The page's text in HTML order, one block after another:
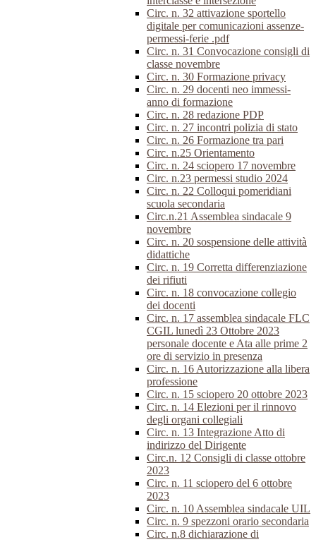
Circ. n. 32 attivazione sportello
digitale per comunicazioni assenze-
permessi-ferie .pdf
Circ. n. 31 Convocazione consigli di
classe novembre
Circ. n. 30 Formazione privacy
Circ. n. 29 docenti neo immessi-
anno di formazione
Circ. n. 28 redazione PDP
Circ. n. 27 incontri polizia di stato
Circ. n. 26 Formazione tra pari
Circ. n.25 Orientamento
Circ. n. 24 sciopero 17 novembre
Circ. n.23 permessi studio 2024
Circ. n. 22 Colloqui pomeridiani
scuola secondaria
Circ.n.21 Assemblea sindacale 9
novembre
Circ. n. 20 sospensione delle attività
didattiche
Circ. n. 19 Corretta differenziazione
dei rifiuti
Circ. n. 18 convocazione collegio
dei docenti
Circ. n. 17 assemblea sindacale FLC
CGIL lunedì 23 Ottobre 2023
personale docente e Ata alle prime 2
ore di servizio in presenza
Circ. n. 16 Autorizzazione alla libera
professione
Circ. n. 15 sciopero 20 ottobre 2023
Circ. n. 14 Elezioni per il rinnovo
degli organi collegiali
Circ. n. 13 Integrazione Atto di
indirizzo del Dirigente
Circ.n. 12 Consigli di classe ottobre
2023
Circ. n. 11 sciopero del 6 ottobre
2023
Circ. n. 10 Assemblea sindacale UIL
Circ. n. 9 spezzoni orario secondaria
Circ. n.8 dichiarazione di